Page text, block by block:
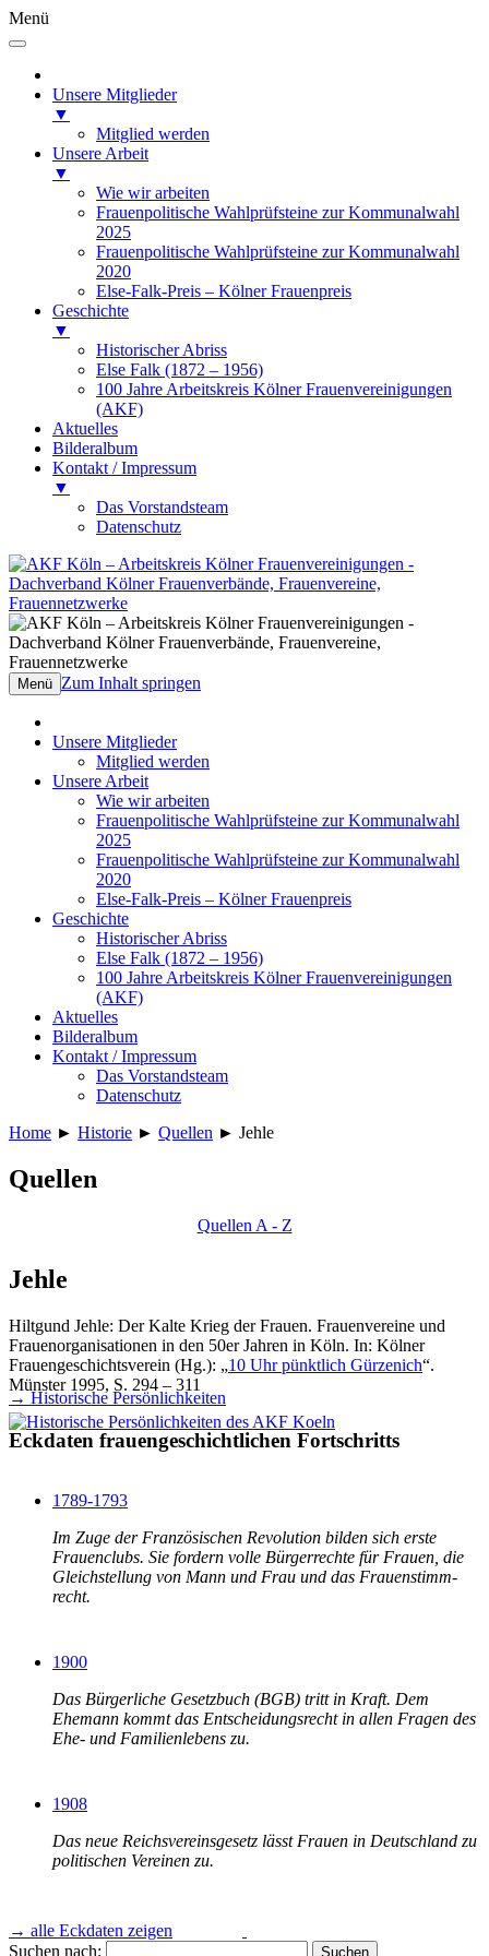
Menü
Unsere Mitglieder
▼
Mitglied werden
Unsere Arbeit
▼
Wie wir arbeiten
Frauenpolitische Wahlprüfsteine zur Kommunalwahl
2025
Frauenpolitische Wahlprüfsteine zur Kommunalwahl
2020
Else-Falk-Preis – Kölner Frauenpreis
Geschichte
▼
Historischer Abriss
Else Falk (1872 – 1956)
100 Jahre Arbeitskreis Kölner Frauenvereinigungen
(AKF)
Aktuelles
Bilderalbum
Kontakt / Impressum
▼
Das Vorstandsteam
Datenschutz
AKF Köln – Arbeitskreis Kölner
Frauenvereinigungen
Dachverband Kölner Frauenverbände,
Frauenvereine, Frauennetzwerke
Menü Zum Inhalt springen
Unsere Mitglieder
Mitglied werden
Unsere Arbeit
Wie wir arbeiten
Frauenpolitische Wahlprüfsteine zur Kommunalwahl
2025
Frauenpolitische Wahlprüfsteine zur Kommunalwahl
2020
Else-Falk-Preis – Kölner Frauenpreis
Geschichte
Historischer Abriss
Else Falk (1872 – 1956)
100 Jahre Arbeitskreis Kölner Frauenvereinigungen
(AKF)
Aktuelles
Bilderalbum
Kontakt / Impressum
Das Vorstandsteam
Datenschutz
Home ► Historie ► Quellen ► Jehle
Quellen
Quellen A - Z
Jehle
Hiltgund Jehle: Der Kalte Krieg der Frauen. Frauenvereine und
Frauenorganisationen in den 50er Jahren in Köln. In: Kölner
Frauengeschichtsverein (Hg.): „10 Uhr pünktlich Gürzenich“.
Münster 1995, S. 294 – 311
→ Historische Persönlichkeiten
Eckdaten frauengeschichtlichen Fortschritts
1789-1793
Im Zuge der Französischen Revolution bilden sich erste
Frauenclubs. Sie fordern volle Bürgerrechte für Frauen, die
Gleich­stellung von Mann und Frau und das Frauen­stimm­
recht.
1900
Das Bürgerliche Gesetzbuch (BGB) tritt in Kraft. Dem
Ehemann kommt das Ent­schei­dungs­recht in allen Fragen des
Ehe- und Familienlebens zu.
1908
Das neue Reichsvereinsgesetz lässt Frauen in Deutschland zu
politischen Vereinen zu.
1918
→ alle Eckdaten zeigen
Suchen nach: